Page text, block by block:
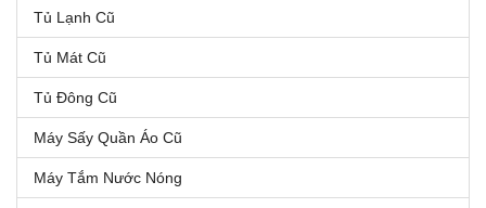
Tủ Lạnh Cũ
Tủ Mát Cũ
Tủ Đông Cũ
Máy Sấy Quần Áo Cũ
Máy Tắm Nước Nóng